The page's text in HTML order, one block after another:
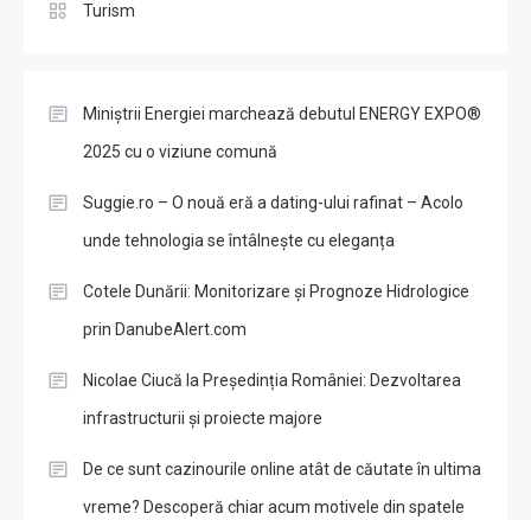
Turism
Miniștrii Energiei marchează debutul ENERGY EXPO®
2025 cu o viziune comună
Suggie.ro – O nouă eră a dating-ului rafinat – Acolo
unde tehnologia se întâlnește cu eleganța
Cotele Dunării: Monitorizare și Prognoze Hidrologice
prin DanubeAlert.com
Nicolae Ciucă la Președinția României: Dezvoltarea
infrastructurii și proiecte majore
De ce sunt cazinourile online atât de căutate în ultima
vreme? Descoperă chiar acum motivele din spatele